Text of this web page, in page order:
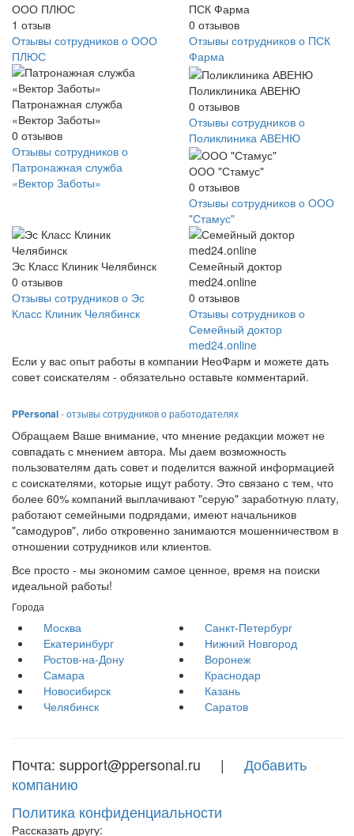
ООО ПЛЮС
1 отзыв
Отзывы сотрудников о ООО
ПЛЮС
ПСК Фарма
0 отзывов
Отзывы сотрудников о ПСК
Фарма
Патронажная служба
«Вектор Заботы»
0 отзывов
Отзывы сотрудников о
Патронажная служба
«Вектор Заботы»
Поликлиника АВЕНЮ
0 отзывов
Отзывы сотрудников о
Поликлиника АВЕНЮ
ООО "Стамус"
0 отзывов
Отзывы сотрудников о ООО
"Стамус"
Эс Класс Клиник Челябинск
0 отзывов
Отзывы сотрудников о Эс
Класс Клиник Челябинск
Семейный доктор
med24.online
0 отзывов
Отзывы сотрудников о
Семейный доктор
med24.online
Если у вас опыт работы в компании НеоФарм и можете дать
совет соискателям - обязательно оставьте комментарий.
PPersonal- отзывы сотрудников о работодателях
Обращаем Ваше внимание, что мнение редакции может не
совпадать с мнением автора. Мы даем возможность
пользователям дать совет и поделится важной информацией
с соискателями, которые ищут работу. Это связано с тем, что
более 60% компаний выплачивают "серую" заработную плату,
работают семейными подрядами, имеют начальников
"самодуров", либо откровенно занимаются мошенничеством в
отношении сотрудников или клиентов.
Все просто - мы экономим самое ценное, время на поиски
идеальной работы!
Города
Москва
Санкт-Петербург
Екатеринбург
Нижний Новгород
Ростов-на-Дону
Воронеж
Самара
Краснодар
Новосибирск
Казань
Челябинск
Саратов
Почта: support@ppersonal.ru | Добавить
компанию
Политика конфиденциальности
Рассказать другу: